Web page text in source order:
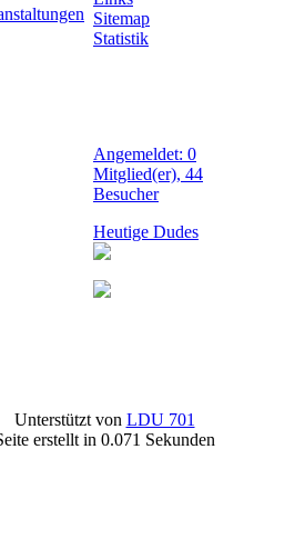
Sitemap
Statistik
Angemeldet: 0
Mitglied(er), 44
Besucher
Heutige Dudes
Unterstützt von LDU 701
erstellt in 0.071 Sekunden